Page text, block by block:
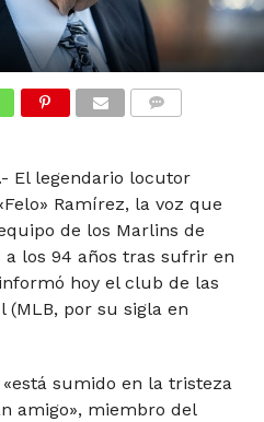
El legendario locutor
Ramírez, la voz que
de los Marlins de
los 94 años tras sufrir en
hoy el club de las
(MLB, por su sigla en
sumido en la tristeza
amigo», miembro del